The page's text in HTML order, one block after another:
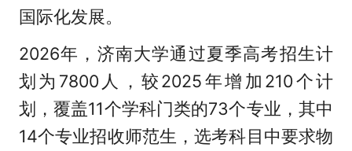
国际化发展。
2026年，济南大学通过夏季高考招生计
划为7800人，较2025年增加210个计
划，覆盖11个学科门类的73个专业，其中
14个专业招收师范生，选考科目中要求物